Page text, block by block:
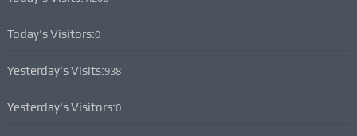
Today's Visitors:0
Yesterday's Visits:938
Yesterday's Visitors:0